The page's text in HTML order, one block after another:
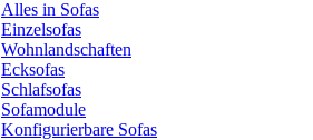
Alles in Sofas
Einzelsofas
Wohnlandschaften
Ecksofas
Schlafsofas
Sofamodule
Konfigurierbare Sofas